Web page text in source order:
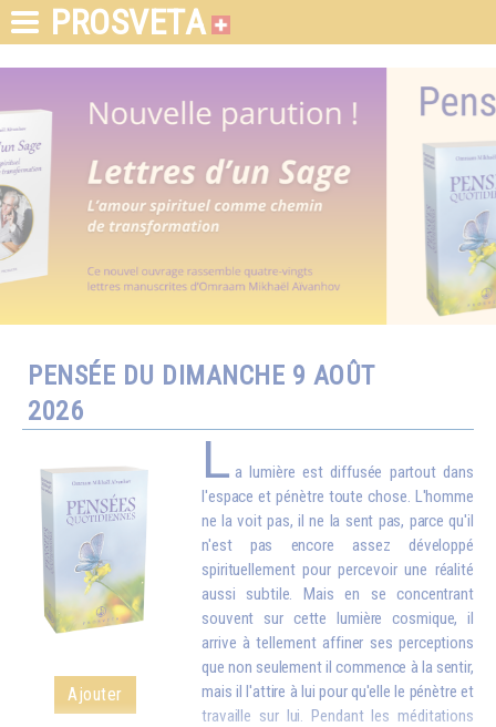
PROSVETA
PENSÉE DU DIMANCHE 9 AOÛT
2026
Ajouter
L a lumière est diffusée partout dans
l'espace et pénètre toute chose. L'homme
ne la voit pas, il ne la sent pas, parce qu'il
n'est pas encore assez développé
spirituellement pour percevoir une réalité
aussi subtile. Mais en se concentrant
souvent sur cette lumière cosmique, il
arrive à tellement affiner ses perceptions
que non seulement il commence à la sentir,
mais il l'attire à lui pour qu'elle le pénètre et
travaille sur lui. Pendant les méditations